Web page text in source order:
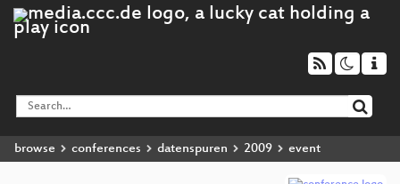
browse conferences datenspuren 2009 event